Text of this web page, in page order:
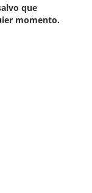
que
momento.